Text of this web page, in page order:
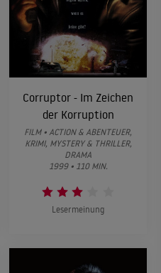
Corruptor - Im Zeichen
der Korruption
FILM • ACTION & ABENTEUER,
KRIMI, MYSTERY & THRILLER,
DRAMA
1999 • 110 MIN.
Lesermeinung